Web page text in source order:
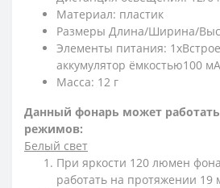
Материал: пластик
Размеры Длина/Ширина/
Элементы питания:
аккумулятор ёмкостью100
Масса: 12 г
Данный фонарь может
режимов:
Белый свет
При яркости 120 люмен
работать на протяжении 19